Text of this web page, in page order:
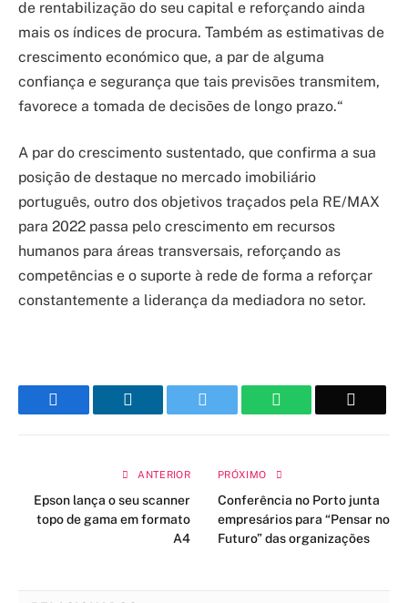
de rentabilização do seu capital e reforçando ainda
mais os índices de procura. Também as estimativas de
crescimento económico que, a par de alguma
confiança e segurança que tais previsões transmitem,
favorece a tomada de decisões de longo prazo.“
A par do crescimento sustentado, que confirma a sua
posição de destaque no mercado imobiliário
português, outro dos objetivos traçados pela RE/MAX
para 2022 passa pelo crescimento em recursos
humanos para áreas transversais, reforçando as
competências e o suporte à rede de forma a reforçar
constantemente a liderança da mediadora no setor.
WhatsApp
ANTERIOR
Epson lança o seu scanner
topo de gama em formato
A4
PRÓXIMO
Conferência no Porto junta
empresários para “Pensar no
Futuro” das organizações